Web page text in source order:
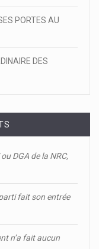
PORTES AU
DES
DGA de la NRC,
fait son entrée
n’a fait aucun